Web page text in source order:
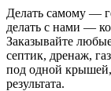
Делать самому —
делать с нами —
Заказывайте
септик, дренаж,
под одной
результата.